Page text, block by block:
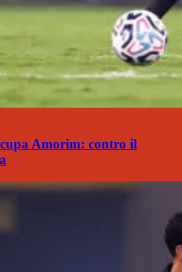
Amorim: contro il